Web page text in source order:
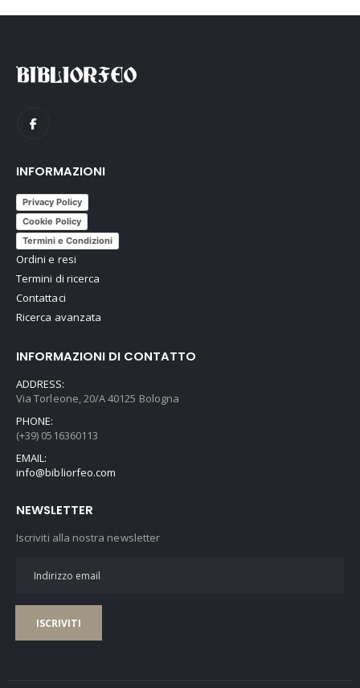
INFORMAZIONI
Privacy Policy
Cookie Policy
Termini e Condizioni
Ordini e resi
Termini di ricerca
Contattaci
Ricerca avanzata
INFORMAZIONI DI CONTATTO
ADDRESS:
Via Torleone, 20/A 40125 Bologna
PHONE:
(+39) 0516360113
EMAIL:
info@bibliorfeo.com
NEWSLETTER
Iscriviti alla nostra newsletter
ISCRIVITI